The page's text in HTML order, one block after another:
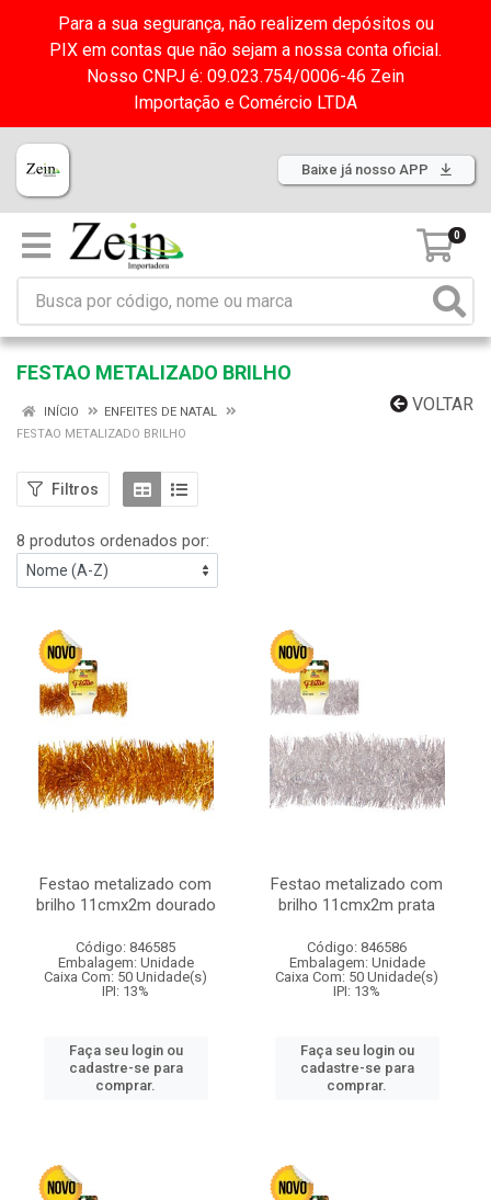
Para a sua segurança, não realizem depósitos ou
PIX em contas que não sejam a nossa conta oficial.
Nosso CNPJ é: 09.023.754/0006-46 Zein
Importação e Comércio LTDA
Baixe já nosso APP
0
FESTAO METALIZADO BRILHO
VOLTAR
INÍCIO
ENFEITES DE NATAL
FESTAO METALIZADO BRILHO
Filtros
8 produtos ordenados por:
Festao metalizado com
brilho 11cmx2m dourado
Código: 846585
Embalagem: Unidade
Caixa Com: 50 Unidade(s)
IPI: 13%
Faça seu login ou
cadastre-se para
comprar.
Festao metalizado com
brilho 11cmx2m prata
Código: 846586
Embalagem: Unidade
Caixa Com: 50 Unidade(s)
IPI: 13%
Faça seu login ou
cadastre-se para
comprar.